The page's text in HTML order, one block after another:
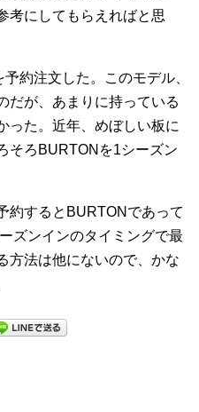
考にしてもらえればと思
約注文した。このモデル、
だが、あまりに持っている
った。近年、めぼしい板に
そろBURTONを1シーズン
約するとBURTONであって
ズンインのタイミングで最
方法は他にないので、かな